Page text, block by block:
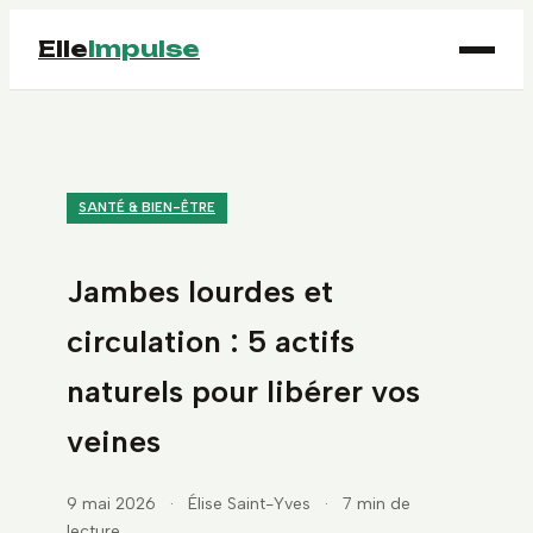
ElleImpulse
SANTÉ & BIEN-ÊTRE
Jambes lourdes et
circulation : 5 actifs
naturels pour libérer vos
veines
9 mai 2026 · Élise Saint-Yves ·
7 min de